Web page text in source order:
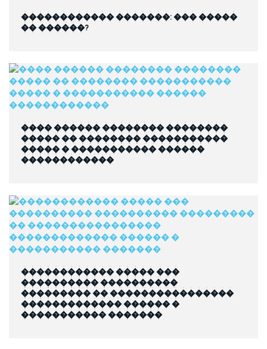
������������ �������: ��� �����
�� ������?
���� ������ �������� ��������
����� �� �������� �����������
����� � ����������� ������
������������
������������ ����� ���
���������� ����������
��������� �� ����������������
������������� ������ �
����������� �������